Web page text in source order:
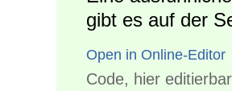
gibt es auf der
Open in Online-Editor
Code, hier